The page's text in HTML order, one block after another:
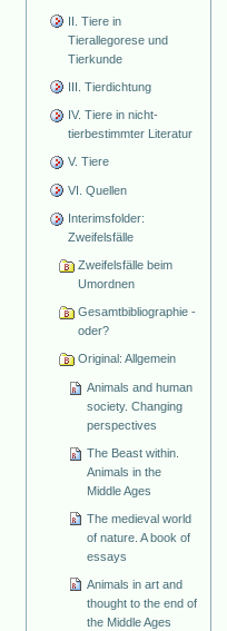
II. Tiere in
Tierallegorese und
Tierkunde
III. Tierdichtung
IV. Tiere in nicht-
tierbestimmter Literatur
V. Tiere
VI. Quellen
Interimsfolder:
Zweifelsfälle
Zweifelsfälle beim
Umordnen
Gesamtbibliographie -
oder?
Original: Allgemein
Animals and human
society. Changing
perspectives
The Beast within.
Animals in the
Middle Ages
The medieval world
of nature. A book of
essays
Animals in art and
thought to the end of
the Middle Ages